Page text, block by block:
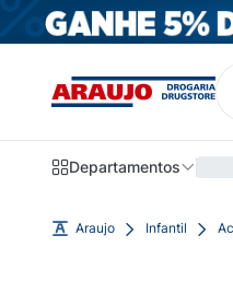
Departamentos
Araujo Infantil